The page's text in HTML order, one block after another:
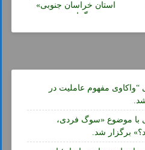
استان خراسان جنوبی»
برگزار شد.
مفهوم عاملیت در
با موضوع «سوگ فردی،
برگزار شد.